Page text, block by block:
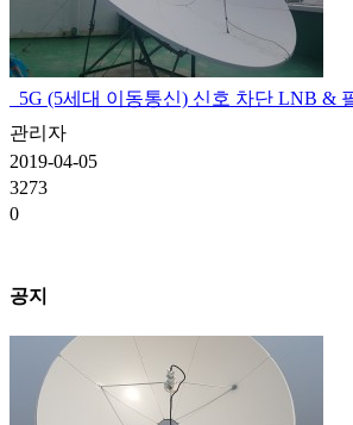
5G (5세대 이동통신) 신호 차단 LNB &
관리자
2019-04-05
3273
0
공지